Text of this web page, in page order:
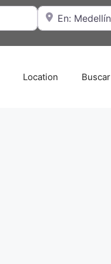
Cerca de
Location Buscar